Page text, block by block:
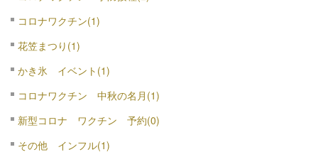
コロナワクチン(1)
花笠まつり(1)
かき氷 イベント(1)
コロナワクチン 中秋の名月(1)
新型コロナ ワクチン 予約(0)
その他 インフル(1)